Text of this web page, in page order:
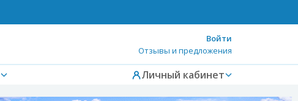
Войти
Отзывы и предложения
Личный кабинет